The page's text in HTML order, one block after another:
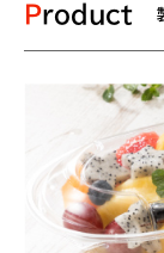
Product